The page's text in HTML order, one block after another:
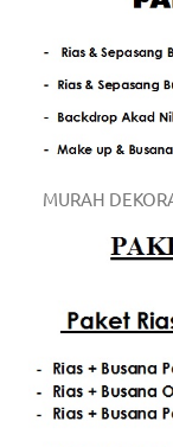
man
luxury
https://
MURAH